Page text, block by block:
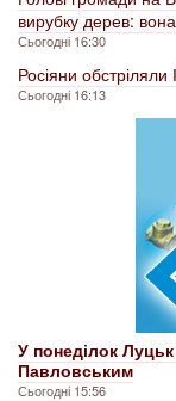
вирубку дерев:
Сьогодні 16:30
Росіяни
Сьогодні 16:13
У понеділок
Павловським
Сьогодні 15:56